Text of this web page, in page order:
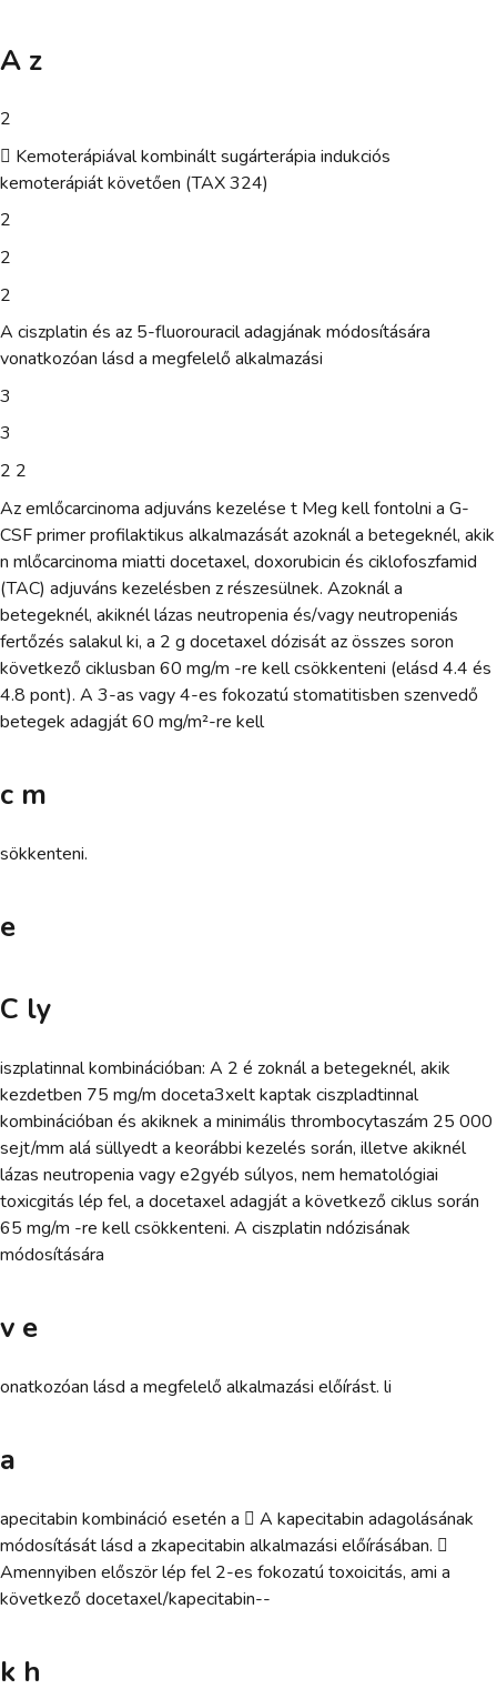
A z
2
 Kemoterápiával kombinált sugárterápia indukciós
kemoterápiát követően (TAX 324)
2
2
2
A ciszplatin és az 5-fluorouracil adagjának módosítására
vonatkozóan lásd a megfelelő alkalmazási
3
3
2 2
Az emlőcarcinoma adjuváns kezelése t Meg kell fontolni a G-
CSF primer profilaktikus alkalmazását azoknál a betegeknél, akik
n mlőcarcinoma miatti docetaxel, doxorubicin és ciklofoszfamid
(TAC) adjuváns kezelésben z részesülnek. Azoknál a
betegeknél, akiknél lázas neutropenia és/vagy neutropeniás
fertőzés salakul ki, a 2 g docetaxel dózisát az összes soron
következő ciklusban 60 mg/m -re kell csökkenteni (elásd 4.4 és
4.8 pont). A 3-as vagy 4-es fokozatú stomatitisben szenvedő
betegek adagját 60 mg/m²-re kell
c m
sökkenteni.
e
C ly
iszplatinnal kombinációban: A 2 é zoknál a betegeknél, akik
kezdetben 75 mg/m doceta3xelt kaptak ciszpladtinnal
kombinációban és akiknek a minimális thrombocytaszám 25 000
sejt/mm alá süllyedt a keorábbi kezelés során, illetve akiknél
lázas neutropenia vagy e2gyéb súlyos, nem hematológiai
toxicgitás lép fel, a docetaxel adagját a következő ciklus során
65 mg/m -re kell csökkenteni. A ciszplatin ndózisának
módosítására
v e
onatkozóan lásd a megfelelő alkalmazási előírást. li
a
apecitabin kombináció esetén a  A kapecitabin adagolásának
módosítását lásd a zkapecitabin alkalmazási előírásában. 
Amennyiben először lép fel 2-es fokozatú toxoicitás, ami a
következő docetaxel/kapecitabin--
k h